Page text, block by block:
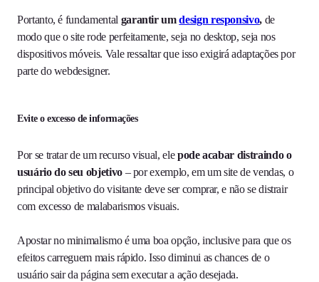
Portanto, é fundamental garantir umdesign responsivo, de
modo que o site rode perfeitamente, seja no desktop, seja nos
dispositivos móveis. Vale ressaltar que isso exigirá adaptações por
parte do webdesigner.
Evite o excesso de informações
Por se tratar de um recurso visual, elepode acabar distraindo o
usuário do seu objetivo– por exemplo, em um site de vendas, o
principal objetivo do visitante deve ser comprar, e não se distrair
com excesso de malabarismos visuais.
Apostar no minimalismo é uma boa opção, inclusive para que os
efeitos carreguem mais rápido. Isso diminui as chances de o
usuário sair da página sem executar a ação desejada.